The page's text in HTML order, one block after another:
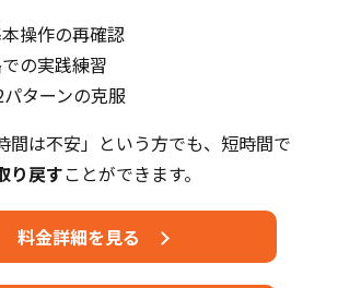
操作の再確認
の実践練習
ターンの克服
間は不安」という方でも、短時間で
り戻すことができます。
料金詳細を見る